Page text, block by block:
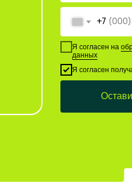
+7
Я согласен на
данных
Я согласен